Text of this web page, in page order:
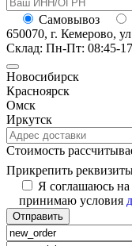
Самовывоз
650070, г. Кемерово,
Склад: Пн-Пт: 08:45-
Новосибирск
Красноярск
Омск
Иркутск
Cтоимость
Прикрепить
Я соглашаюсь на
принимаю условия